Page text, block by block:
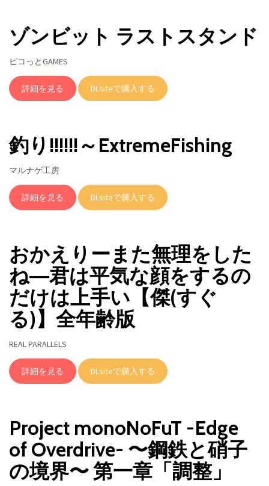
ゾンビット ラストスタンド
ピコっとGAMES
詳細を見る DLsiteで購入する
釣り!!!!!!～ExtremeFishing
マルナゲ工房
詳細を見る DLsiteで購入する
おかえりーまた無理をした
ね―君は平気な顔をするの
だけは上手い【傑(すぐ
る)】全年齢版
REAL PARALLELS
詳細を見る DLsiteで購入する
Project monoNoFuT -Edge
of Overdrive- 〜鋼鉄と硝子
の境界〜 第一章「調整」